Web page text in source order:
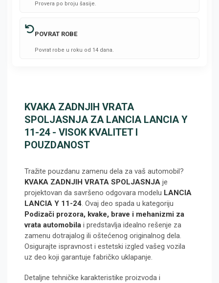
Provera po broju šasije.
POVRAT ROBE
Povrat robe u roku od 14 dana.
KVAKA ZADNJIH VRATA
SPOLJASNJA ZA LANCIA LANCIA Y
11-24 - VISOK KVALITET I
POUZDANOST
Tražite pouzdanu zamenu dela za vaš automobil?
KVAKA ZADNJIH VRATA SPOLJASNJA je
projektovan da savršeno odgovara modelu LANCIA
LANCIA Y 11-24. Ovaj deo spada u kategoriju
Podizači prozora, kvake, brave i mehanizmi za
vrata automobila i predstavlja idealno rešenje za
zamenu dotrajalog ili oštećenog originalnog dela.
Osigurajte ispravnost i estetski izgled vašeg vozila
uz deo koji garantuje fabričko uklapanje.
Detaljne tehničke karakteristike proizvoda i